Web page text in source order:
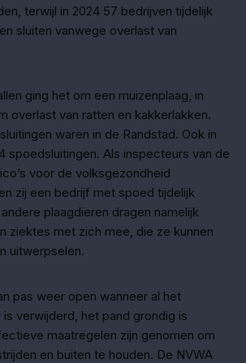
terwijl in 2024 57 bedrijven tijdelijk
sluiten vanwege overlast van
ging het om een muizenplaag, in
overlast van ratten en kakkerlakken.
waren in de Randstad. Ook in
spoedsluitingen. Als inspecteurs van de
voor de volksgezondheid
zij een bedrijf met spoed tijdelijk
plaagdieren dragen namelijk
ziektes met zich mee, die ze kunnen
uitwerpselen.
pas weer open wanneer al het
verwijderd, het pand grondig is
maatregelen zijn genomen om
en buiten te houden. De NVWA